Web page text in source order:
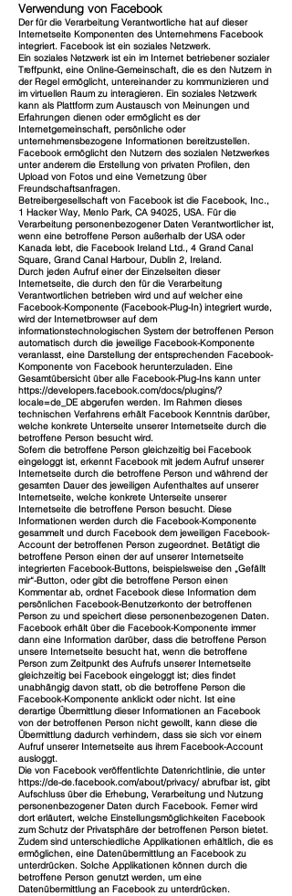
Verwendung von Facebook
Der für die Verarbeitung Verantwortliche hat auf dieser
Internetseite Komponenten des Unternehmens Facebook
integriert. Facebook ist ein soziales Netzwerk.
Ein soziales Netzwerk ist ein im Internet betriebener sozialer
Treffpunkt, eine Online-Gemeinschaft, die es den Nutzern in
der Regel ermöglicht, untereinander zu kommunizieren und
im virtuellen Raum zu interagieren. Ein soziales Netzwerk
kann als Plattform zum Austausch von Meinungen und
Erfahrungen dienen oder ermöglicht es der
Internetgemeinschaft, persönliche oder
unternehmensbezogene Informationen bereitzustellen.
Facebook ermöglicht den Nutzern des sozialen Netzwerkes
unter anderem die Erstellung von privaten Profilen, den
Upload von Fotos und eine Vernetzung über
Freundschaftsanfragen.
Betreibergesellschaft von Facebook ist die Facebook, Inc.,
1 Hacker Way, Menlo Park, CA 94025, USA. Für die
Verarbeitung personenbezogener Daten Verantwortlicher ist,
wenn eine betroffene Person außerhalb der USA oder
Kanada lebt, die Facebook Ireland Ltd., 4 Grand Canal
Square, Grand Canal Harbour, Dublin 2, Ireland.
Durch jeden Aufruf einer der Einzelseiten dieser
Internetseite, die durch den für die Verarbeitung
Verantwortlichen betrieben wird und auf welcher eine
Facebook-Komponente (Facebook-Plug-In) integriert wurde,
wird der Internetbrowser auf dem
informationstechnologischen System der betroffenen Person
automatisch durch die jeweilige Facebook-Komponente
veranlasst, eine Darstellung der entsprechenden Facebook-
Komponente von Facebook herunterzuladen. Eine
Gesamtübersicht über alle Facebook-Plug-Ins kann unter
https://developers.facebook.com/docs/plugins/?
locale=de_DE abgerufen werden. Im Rahmen dieses
technischen Verfahrens erhält Facebook Kenntnis darüber,
welche konkrete Unterseite unserer Internetseite durch die
betroffene Person besucht wird.
Sofern die betroffene Person gleichzeitig bei Facebook
eingeloggt ist, erkennt Facebook mit jedem Aufruf unserer
Internetseite durch die betroffene Person und während der
gesamten Dauer des jeweiligen Aufenthaltes auf unserer
Internetseite, welche konkrete Unterseite unserer
Internetseite die betroffene Person besucht. Diese
Informationen werden durch die Facebook-Komponente
gesammelt und durch Facebook dem jeweiligen Facebook-
Account der betroffenen Person zugeordnet. Betätigt die
betroffene Person einen der auf unserer Internetseite
integrierten Facebook-Buttons, beispielsweise den „Gefällt
mir“-Button, oder gibt die betroffene Person einen
Kommentar ab, ordnet Facebook diese Information dem
persönlichen Facebook-Benutzerkonto der betroffenen
Person zu und speichert diese personenbezogenen Daten.
Facebook erhält über die Facebook-Komponente immer
dann eine Information darüber, dass die betroffene Person
unsere Internetseite besucht hat, wenn die betroffene
Person zum Zeitpunkt des Aufrufs unserer Internetseite
gleichzeitig bei Facebook eingeloggt ist; dies findet
unabhängig davon statt, ob die betroffene Person die
Facebook-Komponente anklickt oder nicht. Ist eine
derartige Übermittlung dieser Informationen an Facebook
von der betroffenen Person nicht gewollt, kann diese die
Übermittlung dadurch verhindern, dass sie sich vor einem
Aufruf unserer Internetseite aus ihrem Facebook-Account
ausloggt.
Die von Facebook veröffentlichte Datenrichtlinie, die unter
https://de-de.facebook.com/about/privacy/ abrufbar ist, gibt
Aufschluss über die Erhebung, Verarbeitung und Nutzung
personenbezogener Daten durch Facebook. Ferner wird
dort erläutert, welche Einstellungsmöglichkeiten Facebook
zum Schutz der Privatsphäre der betroffenen Person bietet.
Zudem sind unterschiedliche Applikationen erhältlich, die es
ermöglichen, eine Datenübermittlung an Facebook zu
unterdrücken. Solche Applikationen können durch die
betroffene Person genutzt werden, um eine
Datenübermittlung an Facebook zu unterdrücken.